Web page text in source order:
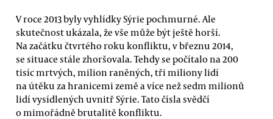
V roce 2013 byly vyhlídky Sýrie pochmurné. Ale
skutečnost ukázala, že vše může být ještě horší.
Na začátku čtvrtého roku konfliktu, v březnu 2014,
se situace stále zhoršovala. Tehdy se počítalo na 200
tisíc mrtvých, milion raněných, tři miliony lidí
na útěku za hranicemi země a více než sedm milionů
lidí vysídlených uvnitř Sýrie. Tato čísla svědčí
o mimořádně brutalitě konfliktu.